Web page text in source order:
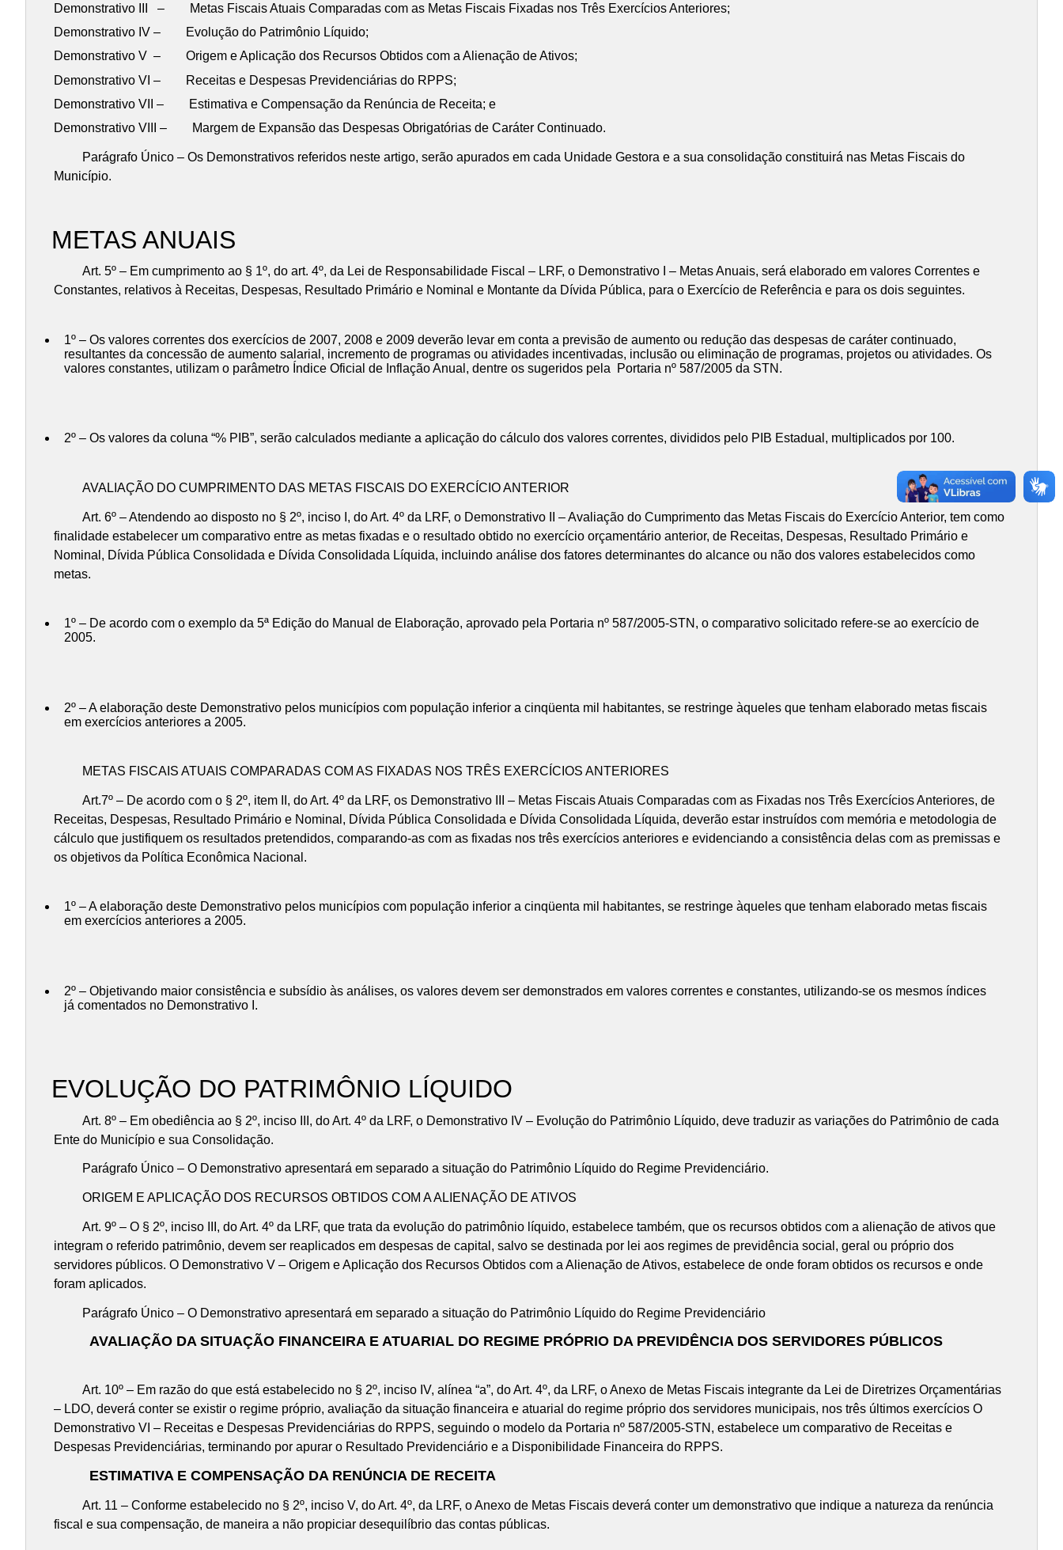
Demonstrativo III – Metas Fiscais Atuais Comparadas com as Metas Fiscais Fixadas nos Três Exercícios Anteriores;
Demonstrativo IV – Evolução do Patrimônio Líquido;
Demonstrativo V – Origem e Aplicação dos Recursos Obtidos com a Alienação de Ativos;
Demonstrativo VI – Receitas e Despesas Previdenciárias do RPPS;
Demonstrativo VII – Estimativa e Compensação da Renúncia de Receita; e
Demonstrativo VIII – Margem de Expansão das Despesas Obrigatórias de Caráter Continuado.
Parágrafo Único – Os Demonstrativos referidos neste artigo, serão apurados em cada Unidade Gestora e a sua consolidação constituirá nas Metas Fiscais do
Município.
METAS ANUAIS
Art. 5º – Em cumprimento ao § 1º, do art. 4º, da Lei de Responsabilidade Fiscal – LRF, o Demonstrativo I – Metas Anuais, será elaborado em valores Correntes e
Constantes, relativos à Receitas, Despesas, Resultado Primário e Nominal e Montante da Dívida Pública, para o Exercício de Referência e para os dois seguintes.
1º – Os valores correntes dos exercícios de 2007, 2008 e 2009 deverão levar em conta a previsão de aumento ou redução das despesas de caráter continuado,
resultantes da concessão de aumento salarial, incremento de programas ou atividades incentivadas, inclusão ou eliminação de programas, projetos ou atividades. Os
valores constantes, utilizam o parâmetro Índice Oficial de Inflação Anual, dentre os sugeridos pela Portaria nº 587/2005 da STN.
2º – Os valores da coluna “% PIB”, serão calculados mediante a aplicação do cálculo dos valores correntes, divididos pelo PIB Estadual, multiplicados por 100.
AVALIAÇÃO DO CUMPRIMENTO DAS METAS FISCAIS DO EXERCÍCIO ANTERIOR
Art. 6º – Atendendo ao disposto no § 2º, inciso I, do Art. 4º da LRF, o Demonstrativo II – Avaliação do Cumprimento das Metas Fiscais do Exercício Anterior, tem como
finalidade estabelecer um comparativo entre as metas fixadas e o resultado obtido no exercício orçamentário anterior, de Receitas, Despesas, Resultado Primário e
Nominal, Dívida Pública Consolidada e Dívida Consolidada Líquida, incluindo análise dos fatores determinantes do alcance ou não dos valores estabelecidos como
metas.
1º – De acordo com o exemplo da 5ª Edição do Manual de Elaboração, aprovado pela Portaria nº 587/2005-STN, o comparativo solicitado refere-se ao exercício de
2005.
2º – A elaboração deste Demonstrativo pelos municípios com população inferior a cinqüenta mil habitantes, se restringe àqueles que tenham elaborado metas fiscais
em exercícios anteriores a 2005.
METAS FISCAIS ATUAIS COMPARADAS COM AS FIXADAS NOS TRÊS EXERCÍCIOS ANTERIORES
Art.7º – De acordo com o § 2º, item II, do Art. 4º da LRF, os Demonstrativo III – Metas Fiscais Atuais Comparadas com as Fixadas nos Três Exercícios Anteriores, de
Receitas, Despesas, Resultado Primário e Nominal, Dívida Pública Consolidada e Dívida Consolidada Líquida, deverão estar instruídos com memória e metodologia de
cálculo que justifiquem os resultados pretendidos, comparando-as com as fixadas nos três exercícios anteriores e evidenciando a consistência delas com as premissas e
os objetivos da Política Econômica Nacional.
1º – A elaboração deste Demonstrativo pelos municípios com população inferior a cinqüenta mil habitantes, se restringe àqueles que tenham elaborado metas fiscais
em exercícios anteriores a 2005.
2º – Objetivando maior consistência e subsídio às análises, os valores devem ser demonstrados em valores correntes e constantes, utilizando-se os mesmos índices
já comentados no Demonstrativo I.
EVOLUÇÃO DO PATRIMÔNIO LÍQUIDO
Art. 8º – Em obediência ao § 2º, inciso III, do Art. 4º da LRF, o Demonstrativo IV – Evolução do Patrimônio Líquido, deve traduzir as variações do Patrimônio de cada
Ente do Município e sua Consolidação.
Parágrafo Único – O Demonstrativo apresentará em separado a situação do Patrimônio Líquido do Regime Previdenciário.
ORIGEM E APLICAÇÃO DOS RECURSOS OBTIDOS COM A ALIENAÇÃO DE ATIVOS
Art. 9º – O § 2º, inciso III, do Art. 4º da LRF, que trata da evolução do patrimônio líquido, estabelece também, que os recursos obtidos com a alienação de ativos que
integram o referido patrimônio, devem ser reaplicados em despesas de capital, salvo se destinada por lei aos regimes de previdência social, geral ou próprio dos
servidores públicos. O Demonstrativo V – Origem e Aplicação dos Recursos Obtidos com a Alienação de Ativos, estabelece de onde foram obtidos os recursos e onde
foram aplicados.
Parágrafo Único – O Demonstrativo apresentará em separado a situação do Patrimônio Líquido do Regime Previdenciário
AVALIAÇÃO DA SITUAÇÃO FINANCEIRA E ATUARIAL DO REGIME PRÓPRIO DA PREVIDÊNCIA DOS SERVIDORES PÚBLICOS
Art. 10º – Em razão do que está estabelecido no § 2º, inciso IV, alínea “a”, do Art. 4º, da LRF, o Anexo de Metas Fiscais integrante da Lei de Diretrizes Orçamentárias
– LDO, deverá conter se existir o regime próprio, avaliação da situação financeira e atuarial do regime próprio dos servidores municipais, nos três últimos exercícios O
Demonstrativo VI – Receitas e Despesas Previdenciárias do RPPS, seguindo o modelo da Portaria nº 587/2005-STN, estabelece um comparativo de Receitas e
Despesas Previdenciárias, terminando por apurar o Resultado Previdenciário e a Disponibilidade Financeira do RPPS.
ESTIMATIVA E COMPENSAÇÃO DA RENÚNCIA DE RECEITA
Art. 11 – Conforme estabelecido no § 2º, inciso V, do Art. 4º, da LRF, o Anexo de Metas Fiscais deverá conter um demonstrativo que indique a natureza da renúncia
fiscal e sua compensação, de maneira a não propiciar desequilíbrio das contas públicas.